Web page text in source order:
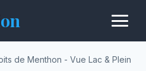
de Menthon - Vue Lac & Plein